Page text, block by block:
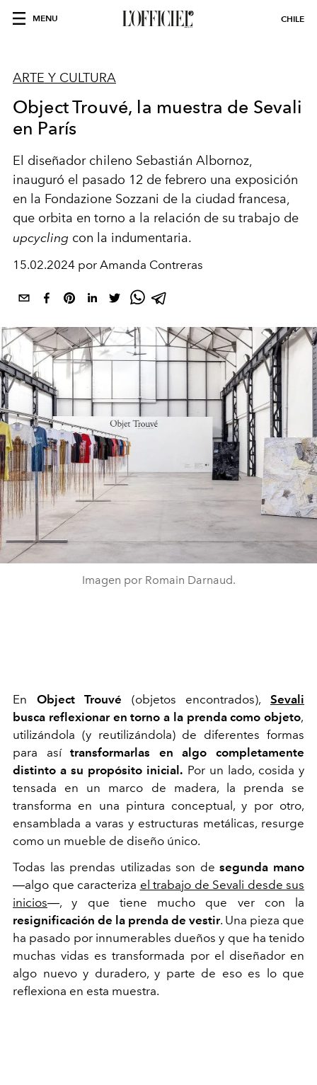
MENU CHILE
ARTE Y CULTURA
Object Trouvé, la muestra de Sevali
en París
El diseñador chileno Sebastián Albornoz,
inauguró el pasado 12 de febrero una exposición
en la Fondazione Sozzani de la ciudad francesa,
que orbita en torno a la relación de su trabajo de
upcycling con la indumentaria.
15.02.2024 por Amanda Contreras
Imagen por Romain Darnaud.
En Object Trouvé (objetos encontrados),Sevali
busca reflexionar en torno a la prenda como objeto,
utilizándola (y reutilizándola) de diferentes formas
para asítransformarlas en algo completamente
distinto a su propósito inicial. Por un lado, cosida y
tensada en un marco de madera, la prenda se
transforma en una pintura conceptual, y por otro,
ensamblada a varas y estructuras metálicas, resurge
como un mueble de diseño único.
Todas las prendas utilizadas son desegunda mano
―algo que caracteriza el trabajo de Sevali desde sus
inicios―, y que tiene mucho que ver con la
resignificación de la prenda de vestir. Una pieza que
ha pasado por innumerables dueños y que ha tenido
muchas vidas es transformada por el diseñador en
algo nuevo y duradero, y parte de eso es lo que
reflexiona en esta muestra.